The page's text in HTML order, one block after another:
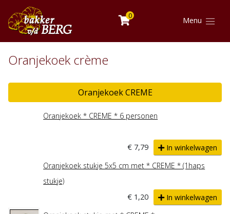
0
Menu
Oranjekoek crème
Oranjekoek CREME
Oranjekoek * CREME * 6 personen
€ 7,79
In winkelwagen
Oranjekoek stukje 5x5 cm met * CREME * (1haps
stukje)
€ 1,20
In winkelwagen